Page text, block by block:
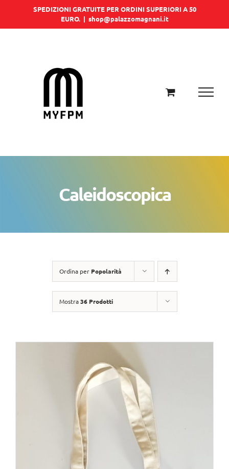
SPEDIZIONI GRATUITE PER ORDINI SUPERIORI A 50
EURO. | shop@palazzomagnani.it
Caleidoscopica
Ordina per Popolarità
Mostra36 Prodotti